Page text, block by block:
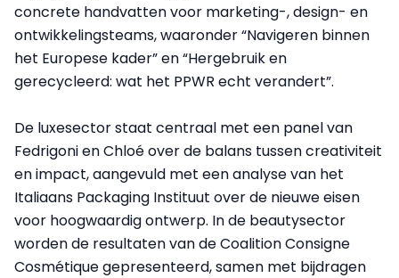
concrete handvatten voor marketing-, design- en
ontwikkelingsteams, waaronder “Navigeren binnen
het Europese kader” en “Hergebruik en
gerecycleerd: wat het PPWR echt verandert”.
De luxesector staat centraal met een panel van
Fedrigoni en Chloé over de balans tussen creativiteit
en impact, aangevuld met een analyse van het
Italiaans Packaging Instituut over de nieuwe eisen
voor hoogwaardig ontwerp. In de beautysector
worden de resultaten van de Coalition Consigne
Cosmétique gepresenteerd, samen met bijdragen